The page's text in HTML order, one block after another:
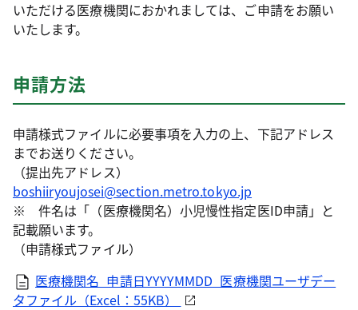
いただける医療機関におかれましては、ご申請をお願い
いたします。
申請方法
申請様式ファイルに必要事項を入力の上、下記アドレス
までお送りください。
（提出先アドレス）
boshiiryoujosei@section.metro.tokyo.jp
※ 件名は「（医療機関名）小児慢性指定医ID申請」と
記載願います。
（申請様式ファイル）
医療機関名_申請日YYYYMMDD_医療機関ユーザデー
タファイル（Excel：55KB）